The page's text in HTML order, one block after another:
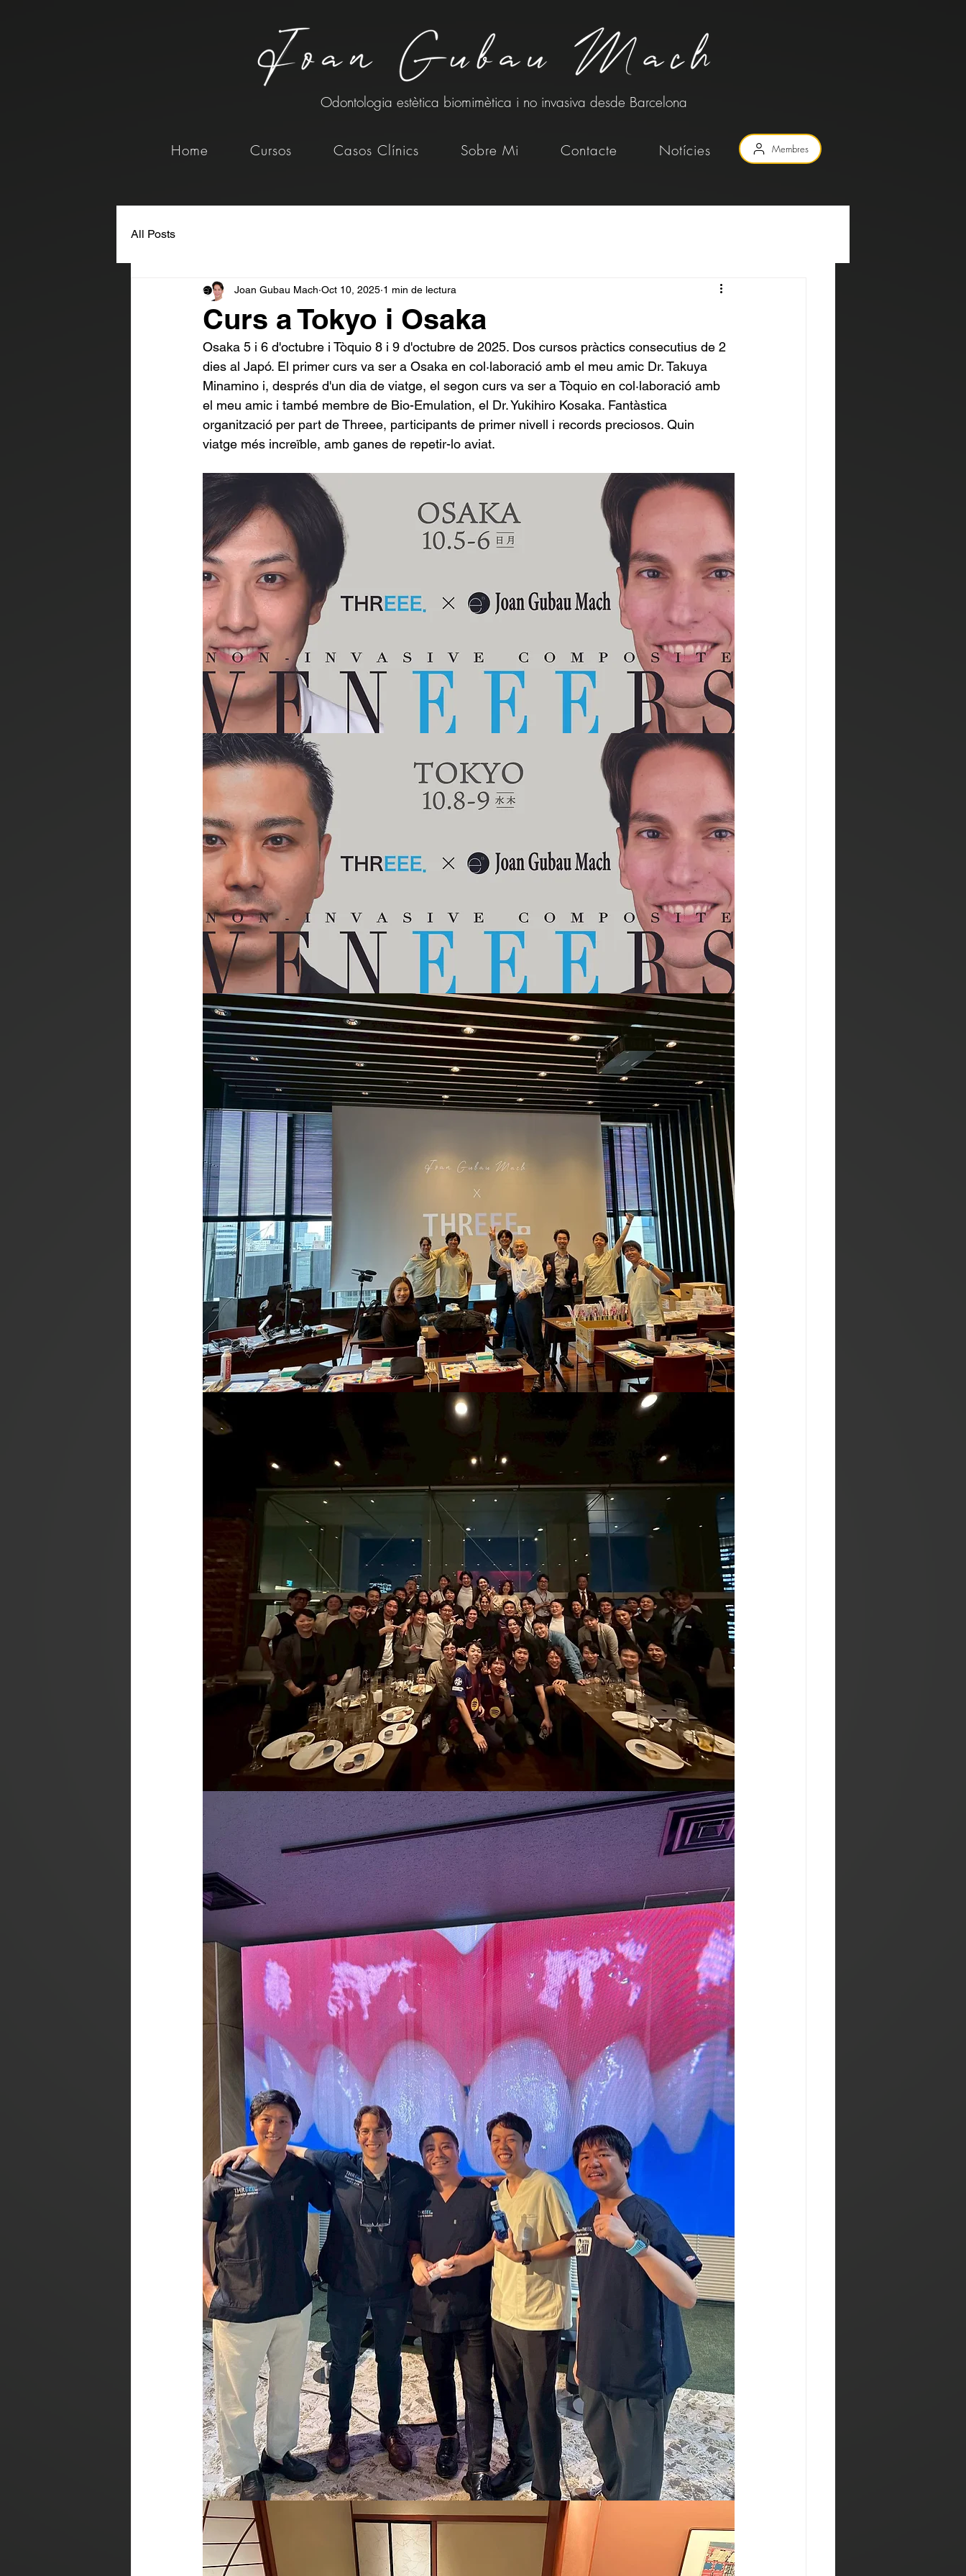
Odontologia estètica biomimètica i no invasiva desde Barcelona
Home Cursos Casos Clínics Sobre Mi Contacte Notícies Membres
All Posts
Curs a Tokyo i Osaka
Joan Gubau Mach Oct 10, 2025 1 min de lectura
Osaka 5 i 6 d'octubre i Tòquio 8 i 9 d'octubre de 2025. Dos cursos pràctics consecutius de 2
dies al Japó. El primer curs va ser a Osaka en col·laboració amb el meu amic Dr. Takuya
Minamino i, després d'un dia de viatge, el segon curs va ser a Tòquio en col·laboració amb
el meu amic i també membre de Bio-Emulation, el Dr. Yukihiro Kosaka. Fantàstica
organització per part de Threee, participants de primer nivell i records preciosos. Quin
viatge més increïble, amb ganes de repetir-lo aviat.